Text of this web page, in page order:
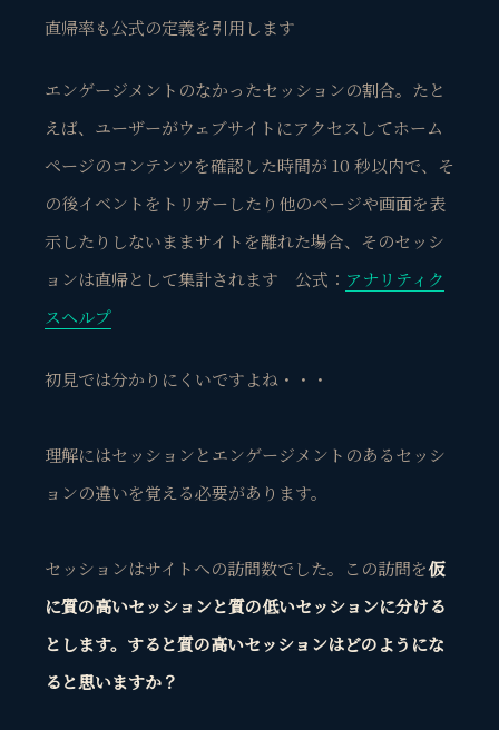
直帰率も公式の定義を引用します
エンゲージメントのなかったセッションの割合。たと
えば、ユーザーがウェブサイトにアクセスしてホーム
ページのコンテンツを確認した時間が 10 秒以内で、そ
の後イベントをトリガーしたり他のページや画面を表
示したりしないままサイトを離れた場合、そのセッシ
ョンは直帰として集計されます 公式： アナリティク
スヘルプ
初見では分かりにくいですよね・・・
理解にはセッションとエンゲージメントのあるセッシ
ョンの違いを覚える必要があります。
セッションはサイトへの訪問数でした。この訪問を仮
に質の高いセッションと質の低いセッションに分ける
とします。すると質の高いセッションはどのようにな
ると思いますか？